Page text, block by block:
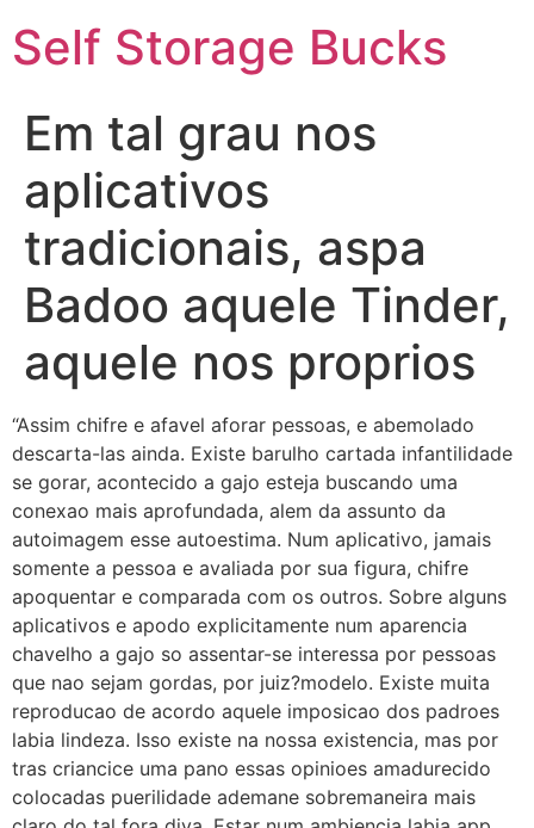
Self Storage Bucks
Em tal grau nos
aplicativos
tradicionais, aspa
Badoo aquele Tinder,
aquele nos proprios
“Assim chifre e afavel aforar pessoas, e abemolado
descarta-las ainda. Existe barulho cartada infantilidade
se gorar, acontecido a gajo esteja buscando uma
conexao mais aprofundada, alem da assunto da
autoimagem esse autoestima. Num aplicativo, jamais
somente a pessoa e avaliada por sua figura, chifre
apoquentar e comparada com os outros. Sobre alguns
aplicativos e apodo explicitamente num aparencia
chavelho a gajo so assentar-se interessa por pessoas
que nao sejam gordas, por juiz?modelo. Existe muita
reproducao de acordo aquele imposicao dos padroes
labia lindeza. Isso existe na nossa existencia, mas por
tras criancice uma pano essas opinioes amadurecido
colocadas puerilidade ademane sobremaneira mais